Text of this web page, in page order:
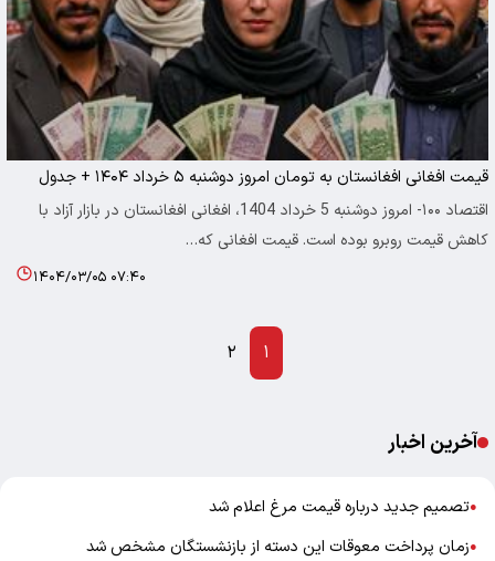
قیمت افغانی افغانستان به تومان امروز دوشنبه ۵ خرداد ۱۴۰۴ + جدول
اقتصاد ۱۰۰- امروز دوشنبه 5 خرداد 1404، افغانی افغانستان در بازار آزاد با
کاهش قیمت روبرو بوده است. قیمت افغانی که…
۱۴۰۴/۰۳/۰۵ ۰۷:۴۰
۱ ۲
آخرین اخبار
●تصمیم جدید درباره قیمت مرغ اعلام شد
●زمان پرداخت معوقات این دسته از بازنشستگان مشخص شد